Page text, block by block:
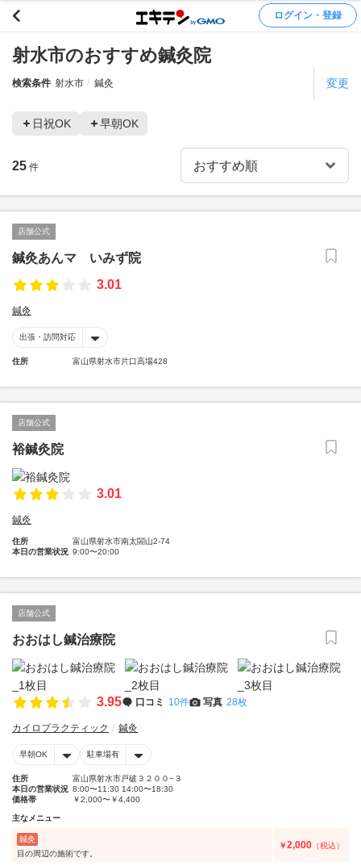
ログイン・登録
射水市のおすすめ鍼灸院
検索条件 射水市 鍼灸 変更
日祝OK 早朝OK
25 件
店舗公式
鍼灸あんマ いみず院
3.01
鍼灸
出張・訪問対応
住所 富山県射水市片口高場428
店舗公式
裕鍼灸院
3.01
鍼灸
住所
富山県射水市南太閤山2-74
本日の営業状況 9:00〜20:00
店舗公式
おおはし鍼治療院
3.95 口コミ 10件 写真 28枚
カイロプラクティック 鍼灸
早朝OK 駐車場有
住所
富山県射水市戸破３２００−３
本日の営業状況 8:00〜11:30 14:00〜18:30
価格帯
￥2,000〜￥4,400
主なメニュー
鍼灸
目の周辺の施術です。
￥2,000 （税込）